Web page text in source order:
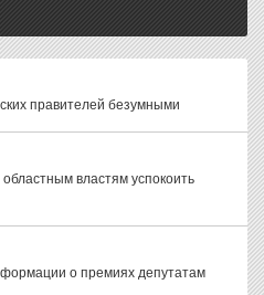
правителей безумными
властям успокоить
о премиях депутатам